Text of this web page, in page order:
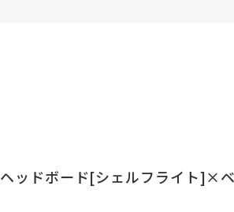
ヘッドボード[シェルフライト]×